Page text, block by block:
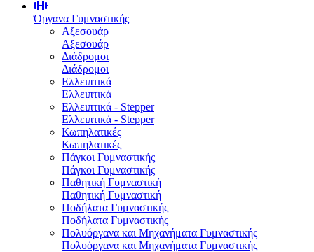
Όργανα Γυμναστικής
Αξεσουάρ
Αξεσουάρ
Διάδρομοι
Διάδρομοι
Ελλειπτικά
Ελλειπτικά
Ελλειπτικά - Stepper
Ελλειπτικά - Stepper
Κωπηλατικές
Κωπηλατικές
Πάγκοι Γυμναστικής
Πάγκοι Γυμναστικής
Παθητική Γυμναστική
Παθητική Γυμναστική
Ποδήλατα Γυμναστικής
Ποδήλατα Γυμναστικής
Πολυόργανα και Μηχανήματα Γυμναστικής
Πολυόργανα και Μηχανήματα Γυμναστικής